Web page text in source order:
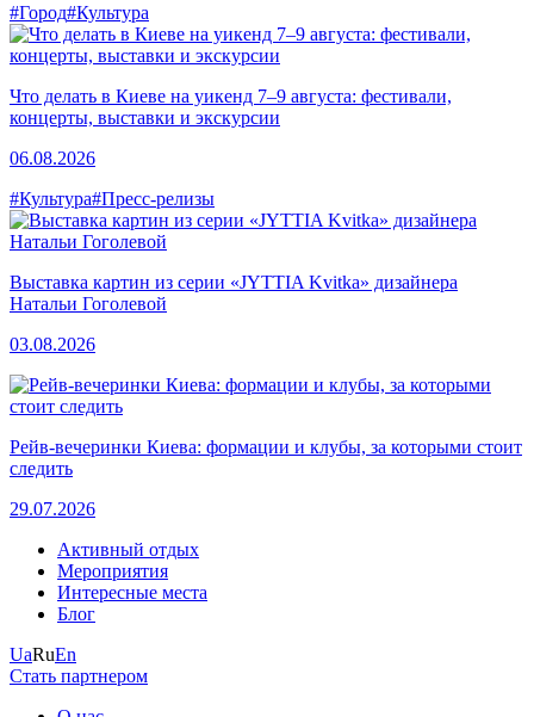
#Город#Культура
Что делать в Киеве на уикенд 7–9 августа: фестивали,
концерты, выставки и экскурсии
06.08.2026
#Культура#Пресс-релизы
Выставка картин из серии «JYTTIA Kvitka» дизайнера
Натальи Гоголевой
03.08.2026
Рейв-вечеринки Киева: формации и клубы, за которыми стоит
следить
29.07.2026
Активный отдых
Мероприятия
Интересные места
Блог
UaRuEn
Стать партнером